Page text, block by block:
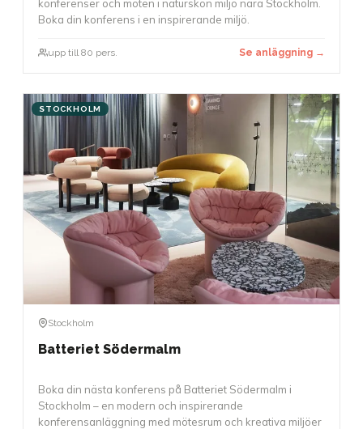
konferenser och möten i naturskön miljö nära Stockholm.
Boka din konferens i en inspirerande miljö.
upp till 80 pers. Se anläggning →
STOCKHOLM
Stockholm
Batteriet Södermalm
Boka din nästa konferens på Batteriet Södermalm i
Stockholm – en modern och inspirerande
konferensanläggning med mötesrum och kreativa miljöer